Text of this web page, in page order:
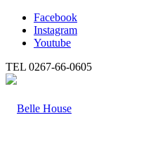
Facebook
Instagram
Youtube
TEL 0267-66-0605